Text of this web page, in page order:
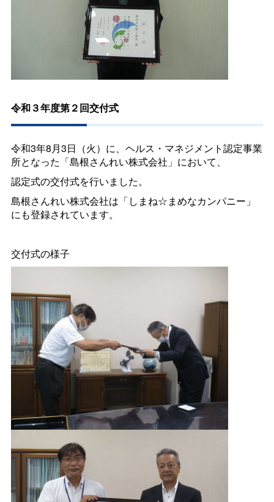
令和３年度第２回交付式
令和3年8月3日（火）に、ヘルス・マネジメント認定事業
所となった「島根さんれい株式会社」において、
認定式の交付式を行いました。
島根さんれい株式会社は「しまね☆まめなカンパニー」
にも登録されています。
交付式の様子